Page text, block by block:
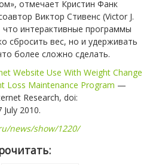
отмечает Кристин Фанк
Виктор Стивенс (Victor J.
что интерактивные программы
сбросить вес, но и удерживать
более сложно сделать.
Website Use With Weight Change
Loss Maintenance Program —
Research, doi:
2010.
news/show/1220/